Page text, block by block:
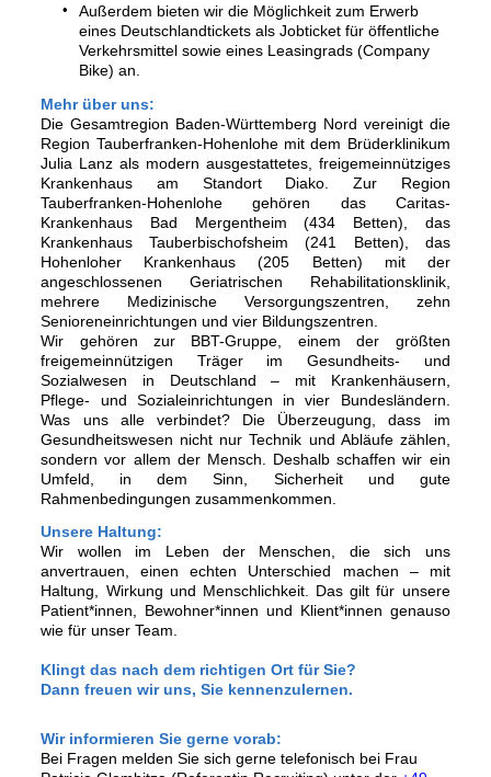
Außerdem bieten wir die Möglichkeit zum Erwerb
eines Deutschlandtickets als Jobticket für öffentliche
Verkehrsmittel sowie eines Leasingrads (Company
Bike) an.
Mehr über uns:
Die Gesamtregion Baden-Württemberg Nord vereinigt die
Region Tauberfranken-Hohenlohe mit dem Brüderklinikum
Julia Lanz als modern ausgestattetes, freigemeinnütziges
Krankenhaus am Standort Diako. Zur Region
Tauberfranken-Hohenlohe gehören das Caritas-
Krankenhaus Bad Mergentheim (434 Betten), das
Krankenhaus Tauberbischofsheim (241 Betten), das
Hohenloher Krankenhaus (205 Betten) mit der
angeschlossenen Geriatrischen Rehabilitationsklinik,
mehrere Medizinische Versorgungszentren, zehn
Senioreneinrichtungen und vier Bildungszentren.
Wir gehören zur BBT-Gruppe, einem der größten
freigemeinnützigen Träger im Gesundheits- und
Sozialwesen in Deutschland – mit Krankenhäusern,
Pflege- und Sozialeinrichtungen in vier Bundesländern.
Was uns alle verbindet? Die Überzeugung, dass im
Gesundheitswesen nicht nur Technik und Abläufe zählen,
sondern vor allem der Mensch. Deshalb schaffen wir ein
Umfeld, in dem Sinn, Sicherheit und gute
Rahmenbedingungen zusammenkommen.
Unsere Haltung:
Wir wollen im Leben der Menschen, die sich uns
anvertrauen, einen echten Unterschied machen – mit
Haltung, Wirkung und Menschlichkeit. Das gilt für unsere
Patient*innen, Bewohner*innen und Klient*innen genauso
wie für unser Team.
Klingt das nach dem richtigen Ort für Sie?
Dann freuen wir uns, Sie kennenzulernen.
Wir informieren Sie gerne vorab:
Bei Fragen melden Sie sich gerne telefonisch bei Frau